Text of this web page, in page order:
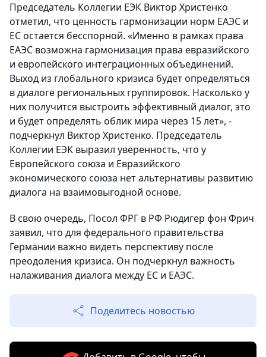
Председатель Коллегии ЕЭК Виктор Христенко
отметил, что ценность гармонизации норм ЕАЭС и
ЕС остается бесспорной. «Именно в рамках права
ЕАЭС возможна гармонизация права евразийского
и европейского интеграционных объединений.
Выход из глобального кризиса будет определяться
в диалоге региональных группировок. Насколько у
них получится выстроить эффективный диалог, это
и будет определять облик мира через 15 лет», -
подчеркнул Виктор Христенко. Председатель
Коллегии ЕЭК выразил уверенность, что у
Европейского союза и Евразийского
экономического союза нет альтернативы развитию
диалога на взаимовыгодной основе.
В свою очередь, Посол ФРГ в РФ Рюдигер фон Фрич
заявил, что для федерального правительства
Германии важно видеть перспективу после
преодоления кризиса. Он подчеркнул важность
налаживания диалога между ЕС и ЕАЭС.
Поделитесь новостью